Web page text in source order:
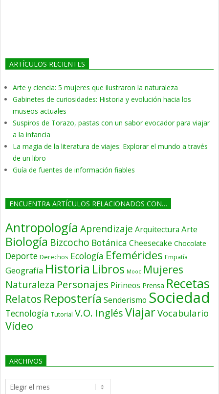
ARTÍCULOS RECIENTES
Arte y ciencia: 5 mujeres que ilustraron la naturaleza
Gabinetes de curiosidades: Historia y evolución hacia los
museos actuales
Suspiros de Torazo, pastas con un sabor evocador para viajar
a la infancia
La magia de la literatura de viajes: Explorar el mundo a través
de un libro
Guía de fuentes de información fiables
ENCUENTRA ARTÍCULOS RELACIONADOS CON…
Antropología Aprendizaje Arquitectura Arte
Biología Bizcocho Botánica Cheesecake Chocolate
Deporte Derechos Ecología Efemérides Empatía
Geografía Historia Libros Mooc Mujeres
Naturaleza Personajes Pirineos Prensa Recetas
Relatos Repostería Senderismo Sociedad
Tecnología Tutorial V.O. InglésViajarVocabulario
Vídeo
ARCHIVOS
Archivos